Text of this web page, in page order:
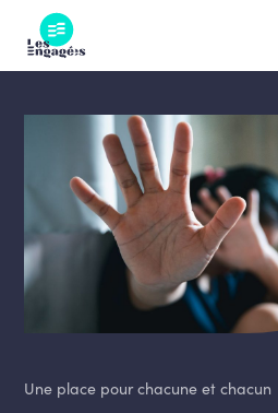
content
Une place pour chacune et chacun